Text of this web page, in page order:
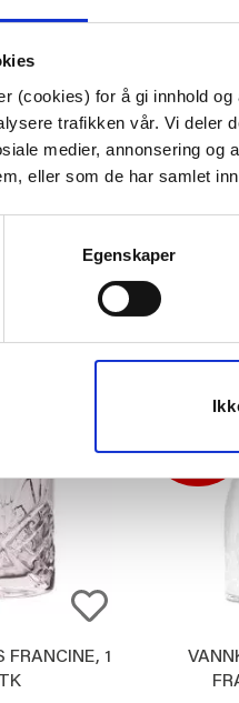
(cookies) for å gi innhold
trafikken vår. Vi deler
medier, annonsering
eller som de har samlet
Egenskaper
FRANCINE, 1